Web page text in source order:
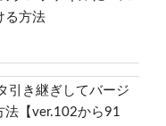
る方法
引き継ぎしてバージ
法【ver.102から91